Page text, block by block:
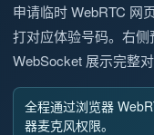
申请临时 WebRTC 网
打对应体验号码。右
WebSocket 展示完整对
全程通过浏览器
器麦克风权限。